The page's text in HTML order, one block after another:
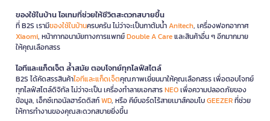
ของใช้ในบ้าน ไอเทมที่ช่วยให้ชีวิตสะดวกสบายขึ้น
ที่ B2S เรามีของใช้ในบ้านครบครัน ไม่ว่าจะเป็นกาต้มน้ำAnitech, เครื่องฟอกอากาศ
Xiaomi, หน้ากากอนามัยทางการแพทย์Double A Careและสินค้าอื่น ๆ อีกมากมาย
ให้คุณเลือกสรร
ไอทีและแก็ดเจ็ต ล้ำสมัย ตอบโจทย์ทุกไลฟ์สไตล์
B2S ได้คัดสรรสินค้าไอทีและแก็ดเจ็ตคุณภาพเยี่ยมมาให้คุณเลือกสรร เพื่อตอบโจทย์
ทุกไลฟ์สไตล์ดิจิทัล ไม่ว่าจะเป็น เครื่องทำลายเอกสารNEOเพื่อความปลอดภัยของ
ข้อมูล, เอ็กซ์เทอนัลฮาร์ดดิสก์WD, หรือ คีย์บอร์ดไร้สายเมาส์คอมโบGEEZERที่ช่วย
ให้การทำงานของคุณสะดวกสบายยิ่งขึ้น